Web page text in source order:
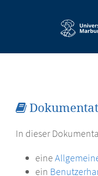
In dieser
eine
ein